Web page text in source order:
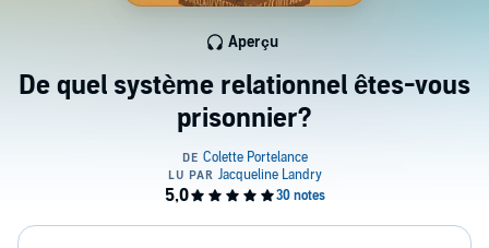
De quel système relationnel êtes-vous
prisonnier?
Aperçu